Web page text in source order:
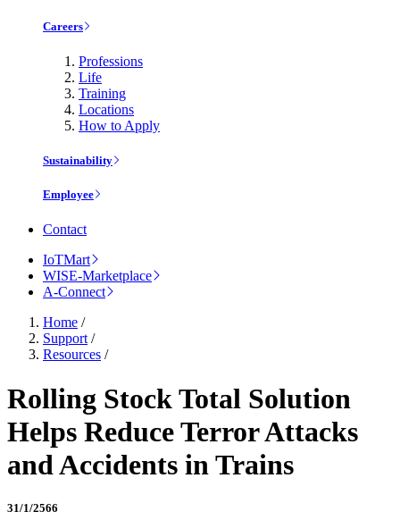
Careers
Professions
Life
Training
Locations
How to Apply
Sustainability
Employee
Contact
IoTMart
WISE-Marketplace
A-Connect
Home /
Support /
Resources /
Rolling Stock Total Solution
Helps Reduce Terror Attacks
and Accidents in Trains
31/1/2566